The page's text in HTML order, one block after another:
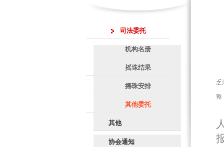
司法委托
机构名册
摇珠结果
摇珠安排
其他委托
其他
协会通知
乏
整